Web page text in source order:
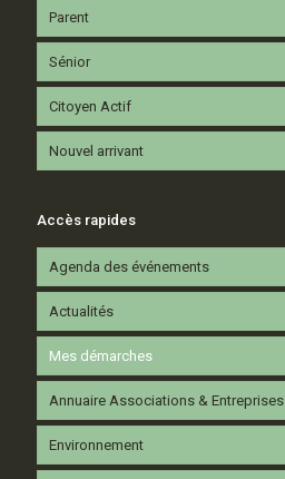
Parent
Sénior
Citoyen Actif
Nouvel arrivant
Accès rapides
Agenda des événements
Actualités
Mes démarches
Annuaire Associations & Entreprises
Environnement